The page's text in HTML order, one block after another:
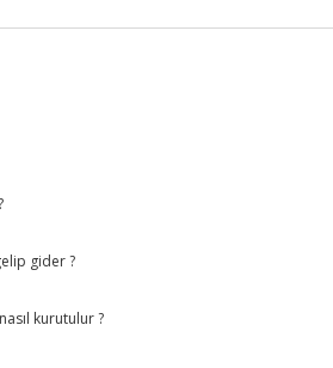
gider ?
kurutulur ?